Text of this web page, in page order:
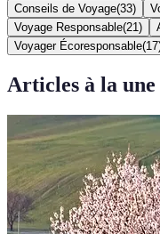
Conseils de Voyage(33)
Voyage Responsable(21 )
Voyager Écoresponsable(17
Articles à la une